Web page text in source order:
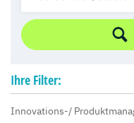
Ihre Filter:
Innovations-/